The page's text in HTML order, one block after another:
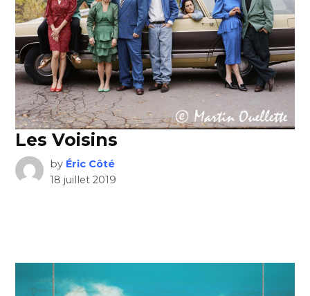
Les Voisins
by Éric Côté
18 juillet 2019